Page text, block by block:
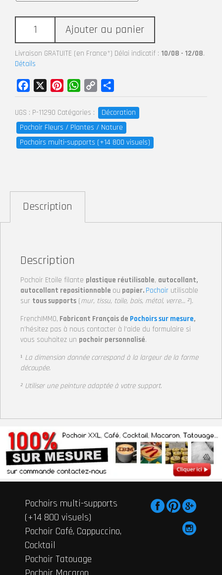
Ajouter au panier
Livraison GRATUITE (en France*) Délai indicatif : 10/08 - 12/08.
Détails
UGS : P-11290 Catégories :
Décoration
Pochoir Fleurs / Plantes / Nature
Pochoirs multi-supports (+14 800 visuels)
Facebook PinterestWhatsApp
Copy
Link
Description
Description
Pochoir Etoile filante plastique réutilisable, autocollant,
autocollant repositionnable ou papier. Pochoir utilisable
sur tous supports (mur, tissu, toile, bois, métal, verre… ²).
FrenchIMMO, Fabricant Français de Pochoirs sur mesure,
n’hésitez pas à nous contacter à l’aide du formulaire si
vous souhaitez un pochoir personnalisé.
¹ La dimension donnée correspond à la largeurde la forme
découpée.
² Utiliser une peinture adaptée à votre support.
Pochoirs multi-supports
(+14 800 visuels)
Pochoir Café, Cappuccino,
Cocktail
Pochoir Tatouage